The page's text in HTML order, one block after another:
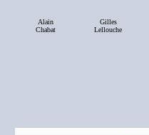
Alain
Chabat
Gilles
Lellouche